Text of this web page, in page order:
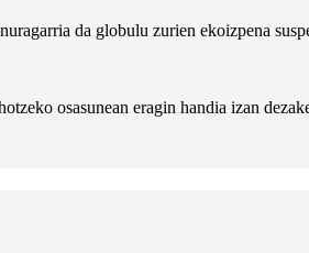
da globulu zurien ekoizpena
osasunean eragin handia izan